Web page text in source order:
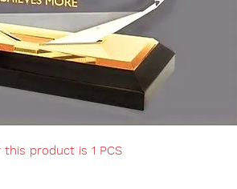
product is 1 PCS